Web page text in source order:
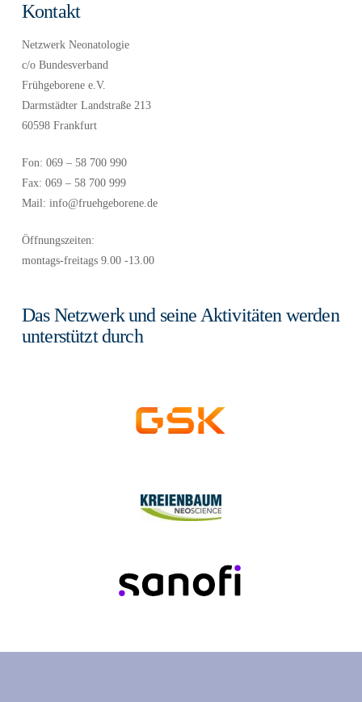
Kontakt
Netzwerk Neonatologie
c/o Bundesverband
Frühgeborene e.V.
Darmstädter Landstraße 213
60598 Frankfurt
Fon: 069 – 58 700 990
Fax: 069 – 58 700 999
Mail: info@fruehgeborene.de
Öffnungszeiten:
montags-freitags 9.00 -13.00
Das Netzwerk und seine Aktivitäten werden
unterstützt durch